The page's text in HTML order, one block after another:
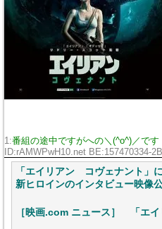
1:番組の途中ですがへの＼(^o^)／です
ID:rAMWPwH10.net BE:157470334-
「エイリアン コヴェナント」
新ヒロインのインタビュー映像
［映画.com ニュース］ 「エ